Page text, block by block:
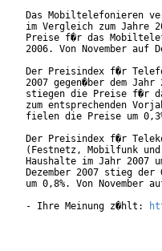
Das Mobiltelefonieren
im Vergleich zum Jahre
Preise f�r das
2006. Von November auf
Der Preisindex f�r
2007 gegen�ber dem Jahr
stiegen die Preise f�r
zum entsprechenden
fielen die Preise um
Der Preisindex f�r
(Festnetz, Mobilfunk
Haushalte im Jahr 2007
Dezember 2007 stieg der
um 0,8%. Von November
- Ihre Meinung z�hlt: